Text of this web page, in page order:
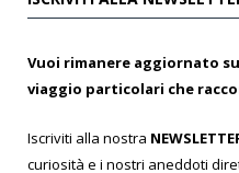
Vuoi rimanere aggiornato
viaggio particolari che
Iscriviti alla nostra
curiosità e i nostri aneddoti